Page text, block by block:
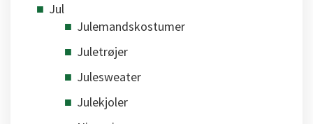
Jul
Julemandskostumer
Juletrøjer
Julesweater
Julekjoler